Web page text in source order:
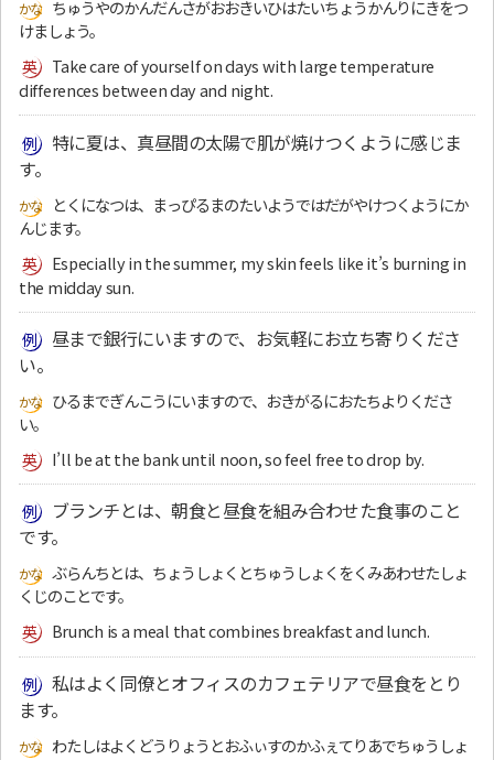
ちゅうやのかんだんさがおおきいひはたいちょうかんりにきをつ
けましょう。
Take care of yourself on days with large temperature
differences between day and night.
特に夏は、真昼間の太陽で肌が焼けつくように感じま
す。
とくになつは、まっぴるまのたいようではだがやけつくようにか
んじます。
Especially in the summer, my skin feels like it’s burning in
the midday sun.
昼まで銀行にいますので、お気軽にお立ち寄りくださ
い。
ひるまでぎんこうにいますので、おきがるにおたちよりくださ
い。
I’ll be at the bank until noon, so feel free to drop by.
ブランチとは、朝食と昼食を組み合わせた食事のこと
です。
ぶらんちとは、ちょうしょくとちゅうしょくをくみあわせたしょ
くじのことです。
Brunch is a meal that combines breakfast and lunch.
私はよく同僚とオフィスのカフェテリアで昼食をとり
ます。
わたしはよくどうりょうとおふぃすのかふぇてりあでちゅうしょ